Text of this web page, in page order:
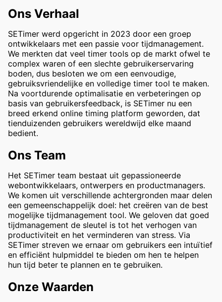
Ons Verhaal
SETimer werd opgericht in 2023 door een groep
ontwikkelaars met een passie voor tijdmanagement.
We merkten dat veel timer tools op de markt ofwel te
complex waren of een slechte gebruikerservaring
boden, dus besloten we om een eenvoudige,
gebruiksvriendelijke en volledige timer tool te maken.
Na voortdurende optimalisatie en verbeteringen op
basis van gebruikersfeedback, is SETimer nu een
breed erkend online timing platform geworden, dat
tienduizenden gebruikers wereldwijd elke maand
bedient.
Ons Team
Het SETimer team bestaat uit gepassioneerde
webontwikkelaars, ontwerpers en productmanagers.
We komen uit verschillende achtergronden maar delen
een gemeenschappelijk doel: het creëren van de best
mogelijke tijdmanagement tool. We geloven dat goed
tijdmanagement de sleutel is tot het verhogen van
productiviteit en het verminderen van stress. Via
SETimer streven we ernaar om gebruikers een intuïtief
en efficiënt hulpmiddel te bieden om hen te helpen
hun tijd beter te plannen en te gebruiken.
Onze Waarden